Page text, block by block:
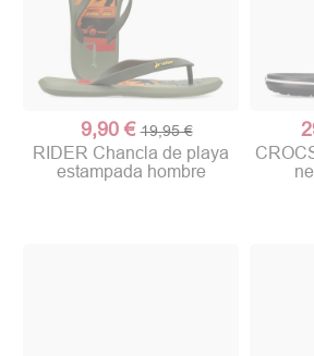
9,90 € 19,95 €
RIDER Chancla de playa
estampada hombre